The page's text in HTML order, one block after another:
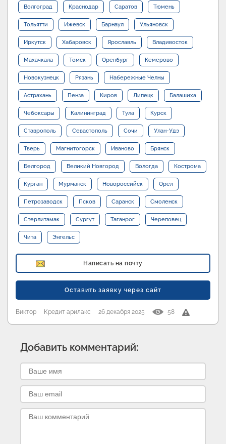
Волгоград Краснодар Саратов Тюмень
Тольятти Ижевск Барнаул Ульяновск
Иркутск Хабаровск Ярославль Владивосток
Махачкала Томск Оренбург Кемерово
Новокузнецк Рязань Набережные Челны
Астрахань Пенза Киров Липецк Балашиха
Чебоксары Калининград Тула Курск
Ставрополь Севастополь Сочи Улан-Удэ
Тверь Магнитогорск Иваново Брянск
Белгород Великий Новгород Вологда Кострома
Курган Мурманск Новороссийск Орел
Петрозаводск Псков Саранск Смоленск
Стерлитамак Сургут Таганрог Череповец
Чита Энгельс
Написать на почту
Оставить заявку через сайт
Виктор Кредит арилакс 26 декабря 2025 58
Добавить комментарий: